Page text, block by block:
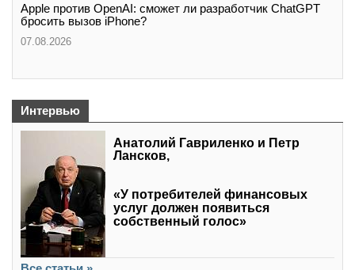
Apple против OpenAI: сможет ли разработчик ChatGPT
бросить вызов iPhone?
07.08.2026
Интервью
Анатолий Гавриленко и Петр
Лансков,
«У потребителей финансовых
услуг должен появиться
собственный голос»